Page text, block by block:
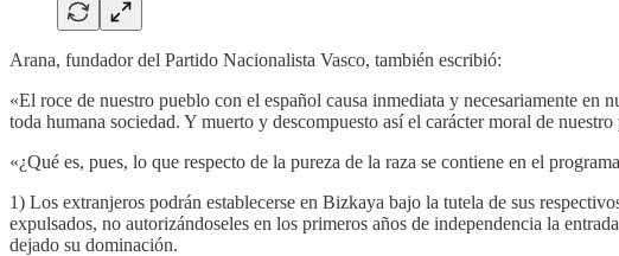
Arana, fundador del Partido Nacionalista Vasco, también escribió:
«El roce de nuestro pueblo con el español causa inmediata y necesariamente
toda humana sociedad. Y muerto y descompuesto así el carácter moral de
«¿Qué es, pues, lo que respecto de la pureza de la raza se contiene en el
1) Los extranjeros podrán establecerse en Bizkaya bajo la tutela de sus
expulsados, no autorizándoseles en los primeros años de independencia la
dejado su dominación.